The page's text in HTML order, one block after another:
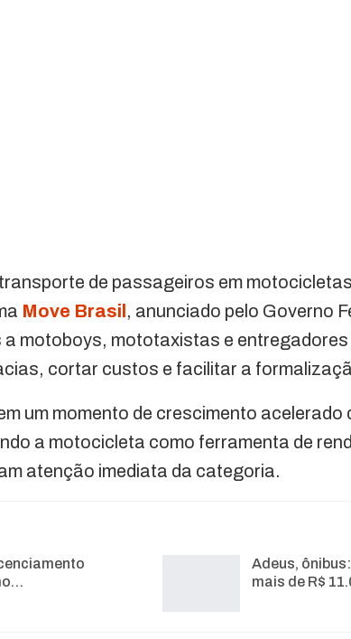
de passageiros em
Move Brasil, anunciado pelo Governo
a motoboys, mototaxistas e
cortar custos e facilitar a
um momento de crescimento acelerado
a motocicleta como ferramenta de
atenção imediata da categoria.
Adeus,
mais de R$